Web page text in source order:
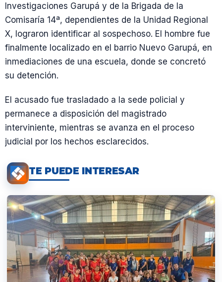
Investigaciones Garupá y de la Brigada de la
Comisaría 14ª, dependientes de la Unidad Regional
X, lograron identificar al sospechoso. El hombre fue
finalmente localizado en el barrio Nuevo Garupá, en
inmediaciones de una escuela, donde se concretó
su detención.
El acusado fue trasladado a la sede policial y
permanece a disposición del magistrado
interviniente, mientras se avanza en el proceso
judicial por los hechos esclarecidos.
TE PUEDE INTERESAR